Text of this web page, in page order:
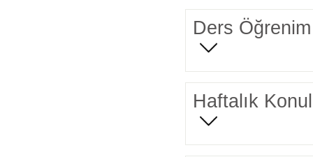
Ders Öğrenim
Haftalık